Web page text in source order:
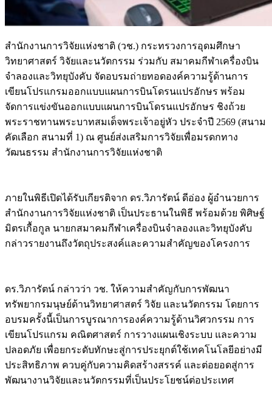
สำนักงานการวิจัยแห่งชาติ (วช.) กระทรวงการอุดมศึกษา
วิทยาศาสตร์ วิจัยและนวัตกรรม ร่วมกับ สมาคมกีฬาเครื่องบิน
จำลองและวิทยุบังคับ จัดอบรมถ่ายทอดองค์ความรู้ด้านการ
เขียนโปรแกรมออกแบบแผนการบินโดรนแปรอักษร พร้อม
จัดการแข่งขันออกแบบแผนการบินโดรนแปรอักษร ชิงถ้วย
พระราชทานพระบาทสมเด็จพระเจ้าอยู่หัว ประจำปี 2569 (สนาม
คัดเลือก สนามที่ 1) ณ ศูนย์ส่งเสริมการวิจัยเพื่อมรดกทาง
วัฒนธรรม สำนักงานการวิจัยแห่งชาติ
ภายในพิธีเปิดได้รับเกียรติจาก ดร.วิภารัตน์ ดีอ่อง ผู้อำนวยการ
สำนักงานการวิจัยแห่งชาติ เป็นประธานในพิธี พร้อมด้วย พิศิษฐ์
มิตรเกื้อกูล นายกสมาคมกีฬาเครื่องบินจำลองและวิทยุบังคับ
กล่าวรายงานถึงวัตถุประสงค์และความสำคัญของโครงการ
ดร.วิภารัตน์ กล่าวว่า วช. ให้ความสำคัญกับการพัฒนา
ทรัพยากรมนุษย์ด้านวิทยาศาสตร์ วิจัย และนวัตกรรม โดยการ
อบรมครั้งนี้เป็นการบูรณาการองค์ความรู้ด้านวิศวกรรม การ
เขียนโปรแกรม คณิตศาสตร์ การวางแผนเชิงระบบ และความ
ปลอดภัย เพื่อยกระดับทักษะสู่การประยุกต์ใช้เทคโนโลยีอย่างมี
ประสิทธิภาพ ควบคู่กับความคิดสร้างสรรค์ และต่อยอดสู่การ
พัฒนางานวิจัยและนวัตกรรมที่เป็นประโยชน์ต่อประเทศ